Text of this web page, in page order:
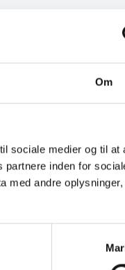
Om
sociale medier og til at
inden for
med andre